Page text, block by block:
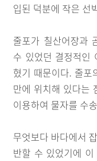
입된 덕분에 작은 선
줄포가 칠산어장과
수 있었던 결정적인
혔기 때문이다. 줄포
만에 위치해 있다는
이용하여 물자를 수
무엇보다 바다에서
반할 수 있었기에